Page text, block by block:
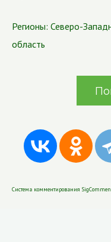
Регионы: Северо-
область
Система комментирования